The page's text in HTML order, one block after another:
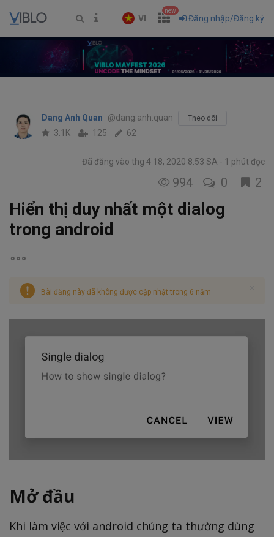
VI
new
Đăng nhập/Đăng ký
Dang Anh Quan @dang.anh.quan Theo dõi
3.1K 125 62
Đã đăng vào thg 4 18, 2020 8:53 SA 1 phút đọc
994 0 2
Hiển thị duy nhất một dialog
trong android
Bài đăng này đã không được cập nhật trong 6 năm
Mở đầu
Khi làm việc với android chúng ta thường dùng